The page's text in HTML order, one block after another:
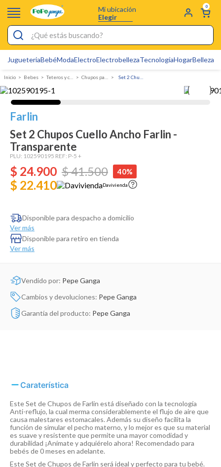
Mi ubicación
Elegir
0
¿Qué estás buscando?
JugueteriaBebéModaElectroElectrobellezaTecnologíaHogarBelleza
Bebes Teteros y chupos Chupos para teteros
Farlin
Set 2 Chupos Cuello Ancho Farlin -
Transparente
PLU: 102590195 REF: P-5 +
$ 24.900 $41.500 40%
$ 22.410 Davivienda
Disponible para despacho a domicilio
Ver más
Disponible para retiro en tienda
Ver más
Vendido por: Pepe Ganga
Cambios y devoluciones: Pepe Ganga
Garantía del producto: Pepe Ganga
Caraterística
Este Set de Chupos de Farlin está diseñado con la tecnología
Anti-reflujo, la cual merma considerablemente el flujo de aire que
causa malestares estomacales. Además su diseño facilita la
función de simular el pecho materno, y lo mejor es que su material
es suave y resistente que permite una mayor comodidad y
durabilidad ¡Anímate y adquiérelo ahora! Recomendado para
bebés de 0 meses en adelante.
Este Set de Chupos de Farlin será ideal y perfecto para tu bebé.
Pijamas
Electro
Figuras Toy Story
Carters
Silla Mecedora Bebé
Bebes
Cuna Colecho
Dinosaurio Juguete